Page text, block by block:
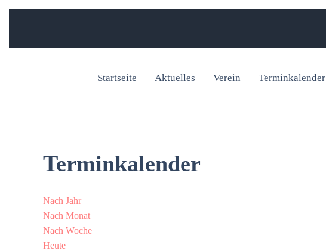
Startseite Aktuelles Verein Terminkalender
Terminkalender
Nach Jahr
Nach Monat
Nach Woche
Heute